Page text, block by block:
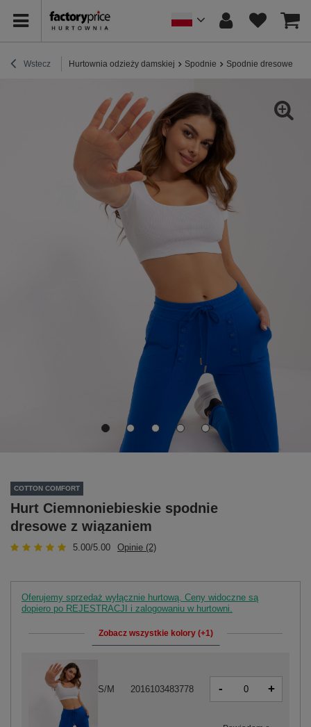
Wstecz Hurtownia odzieży damskiej Spodnie Spodnie dresowe
COTTON COMFORT
Hurt Ciemnoniebieskie spodnie
dresowe z wiązaniem
5.00/5.00 Opinie (2)
Oferujemy sprzedaż wyłącznie hurtową. Ceny widoczne są
dopiero po REJESTRACJI i zalogowaniu w hurtowni.
Zobacz wszystkie kolory (+1)
S/M 2016103483778 - +